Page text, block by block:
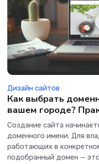
Дизайн сайтов
Как выбрать
вашем городе?
Создание сайта
доменного имени. Для
работающих в
подобранный домен — это